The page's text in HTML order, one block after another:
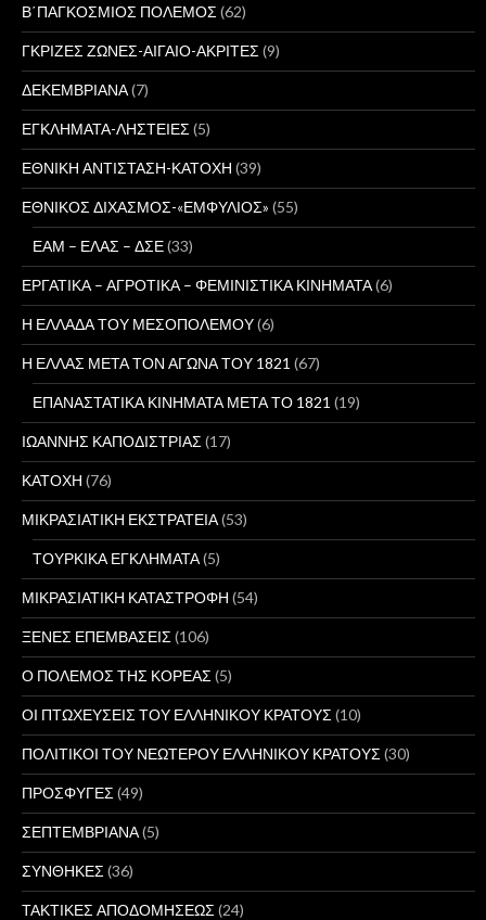
Β΄ΠΑΓΚΟΣΜΙΟΣ ΠΟΛΕΜΟΣ (62)
ΓΚΡΙΖΕΣ ΖΩΝΕΣ-ΑΙΓΑΙΟ-ΑΚΡΙΤΕΣ (9)
ΔΕΚΕΜΒΡΙΑΝΑ(7)
ΕΓΚΛΗΜΑΤΑ-ΛΗΣΤΕΙΕΣ (5)
ΕΘΝΙΚΗ ΑΝΤΙΣΤΑΣΗ-ΚΑΤΟΧΗ (39)
ΕΘΝΙΚΟΣ ΔΙΧΑΣΜΟΣ-«ΕΜΦΥΛΙΟΣ» (55)
ΕΑΜ – ΕΛΑΣ – ΔΣΕ(33)
ΕΡΓΑΤΙΚΑ – ΑΓΡΟΤΙΚΑ – ΦΕΜΙΝΙΣΤΙΚΑ ΚΙΝΗΜΑΤΑ(6)
Η ΕΛΛΑΔΑ ΤΟΥ ΜΕΣΟΠΟΛΕΜΟΥ(6)
Η ΕΛΛΑΣ ΜΕΤΑ ΤΟΝ ΑΓΩΝΑ ΤΟΥ 1821 (67)
ΕΠΑΝΑΣΤΑΤΙΚΑ ΚΙΝΗΜΑΤΑ ΜΕΤΑ ΤΟ 1821 (19)
ΙΩΑΝΝΗΣ ΚΑΠΟΔΙΣΤΡΙΑΣ (17)
ΚΑΤΟΧΗ (76)
ΜΙΚΡΑΣΙΑΤΙΚΗ ΕΚΣΤΡΑΤΕΙΑ(53)
ΤΟΥΡΚΙΚΑ ΕΓΚΛΗΜΑΤΑ(5)
ΜΙΚΡΑΣΙΑΤΙΚΗ ΚΑΤΑΣΤΡΟΦΗ (54)
ΞΕΝΕΣ ΕΠΕΜΒΑΣΕΙΣ (106)
Ο ΠΟΛΕΜΟΣ ΤΗΣ ΚΟΡΕΑΣ (5)
ΟΙ ΠΤΩΧΕΥΣΕΙΣ ΤΟΥ ΕΛΛΗΝΙΚΟΥ ΚΡΑΤΟΥΣ (10)
ΠΟΛΙΤΙΚΟΙ ΤΟΥ ΝΕΩΤΕΡΟΥ ΕΛΛΗΝΙΚΟΥ ΚΡΑΤΟΥΣ (30)
ΠΡΟΣΦΥΓΕΣ (49)
ΣΕΠΤΕΜΒΡΙΑΝΑ(5)
ΣΥΝΘΗΚΕΣ (36)
ΤΑΚΤΙΚΕΣ ΑΠΟΔΟΜΗΣΕΩΣ (24)